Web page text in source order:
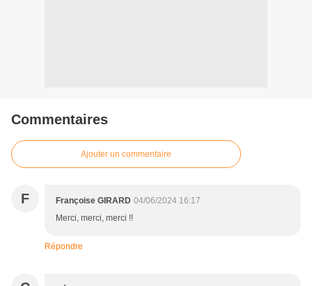
Commentaires
Ajouter un commentaire
F Françoise GIRARD 04/06/2024 16:17
Merci, merci, merci !!
Répondre